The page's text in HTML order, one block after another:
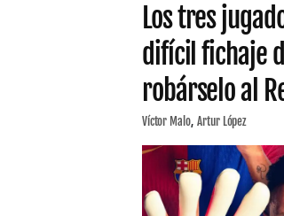
Los tres
difícil fichaje
robárselo al
Víctor Malo Artur López